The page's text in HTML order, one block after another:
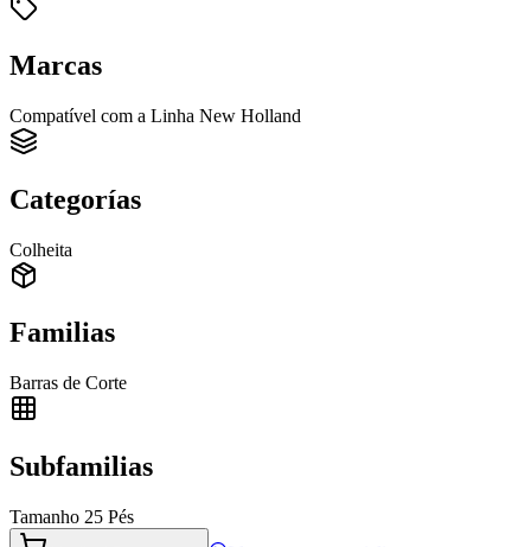
Marcas
Compatível com a Linha New Holland
Categorías
Colheita
Familias
Barras de Corte
Subfamilias
Tamanho 25 Pés